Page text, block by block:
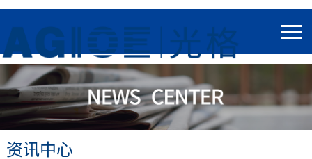
资讯中心